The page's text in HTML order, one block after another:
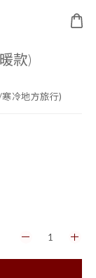
款)
冷地方旅行)